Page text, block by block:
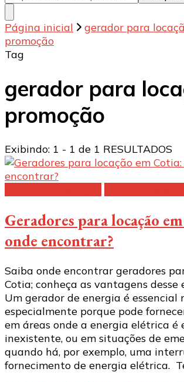
Página inicial
gerador para
promoção
Tag
gerador para
promoção
Exibindo: 1 - 1 de 1 RESULTADOS
Geradores para locação
onde encontrar?
Saiba onde encontrar geradores
Cotia; conheça as vantagens
Um gerador de energia é essencial
especialmente porque pode
em áreas onde a energia elétrica é
inexistente, ou em situações de
quando há, por exemplo, uma
fornecimento de energia elétrica.